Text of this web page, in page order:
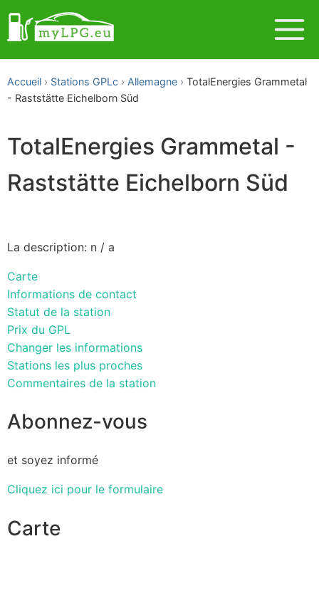
Accueil Stations GPLc Allemagne
TotalEnergies Grammetal
- Raststätte Eichelborn Süd
TotalEnergies Grammetal -
Raststätte Eichelborn Süd
La description: n / a
Carte
Informations de contact
Statut de la station
Prix du GPL
Changer les informations
Stations les plus proches
Commentaires de la station
Abonnez-vous
et soyez informé
Cliquez ici pour le formulaire
Carte